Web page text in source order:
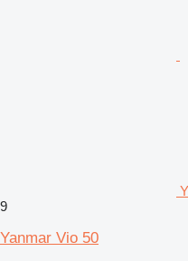
9
Yanmar Vio 50